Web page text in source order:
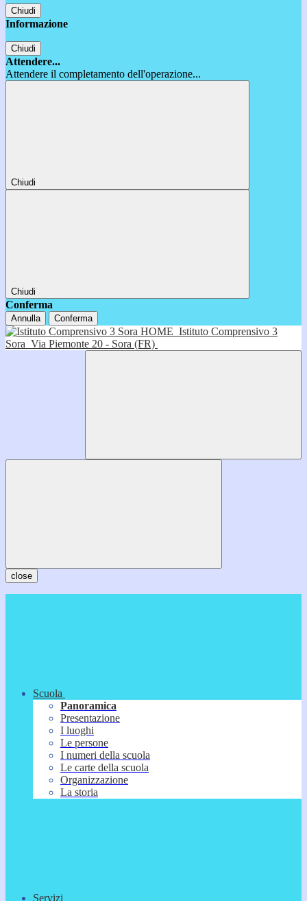
Chiudi
Informazione
Chiudi
Attendere...
Attendere il completamento dell'operazione...
Chiudi
Chiudi
Conferma
Annulla Conferma
HOME Istituto Comprensivo 3
Sora Via Piemonte 20 - Sora (FR)
close
Scuola
Panoramica
Presentazione
I luoghi
Le persone
I numeri della scuola
Le carte della scuola
Organizzazione
La storia
Servizi